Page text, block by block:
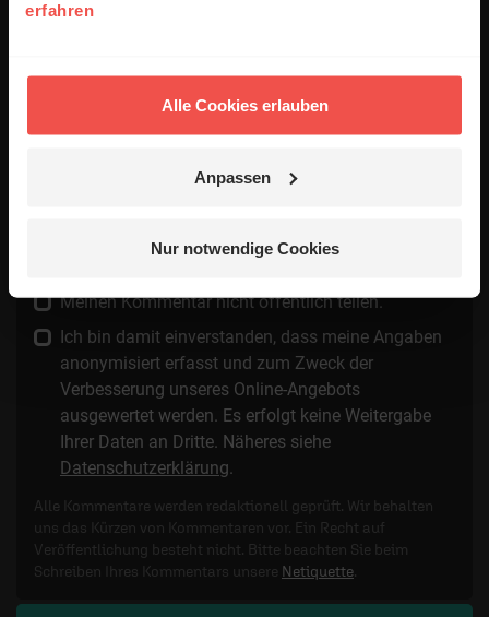
erfahren
Alle Cookies erlauben
Anpassen
Nur notwendige Cookies
E-Mail:
Meinen Kommentar nicht öffentlich teilen.
Ich bin damit einverstanden, dass meine Angaben
anonymisiert erfasst und zum Zweck der
Verbesserung unseres Online-Angebots
ausgewertet werden. Es erfolgt keine Weitergabe
Ihrer Daten an Dritte. Näheres siehe
Datenschutzerklärung.
Alle Kommentare werden redaktionell geprüft. Wir behalten
uns das Kürzen von Kommentaren vor. Ein Recht auf
Veröffentlichung besteht nicht. Bitte beachten Sie beim
Schreiben Ihres Kommentars unsere Netiquette.